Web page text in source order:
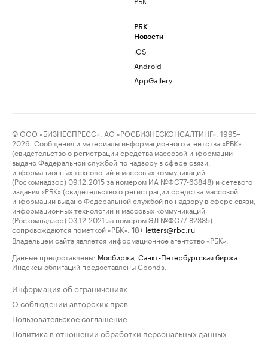
РБК
Новости
iOS
Android
AppGallery
© ООО «БИЗНЕСПРЕСС», АО «РОСБИЗНЕСКОНСАЛТИНГ», 1995–
2026. Сообщения и материалы информационного агентства «РБК»
(свидетельство о регистрации средства массовой информации
выдано Федеральной службой по надзору в сфере связи,
информационных технологий и массовых коммуникаций
(Роскомнадзор) 09.12.2015 за номером ИА №ФС77-63848) и сетевого
издания «РБК» (свидетельство о регистрации средства массовой
информации выдано Федеральной службой по надзору в сфере связи,
информационных технологий и массовых коммуникаций
(Роскомнадзор) 03.12.2021 за номером ЭЛ №ФС77-82385)
сопровождаются пометкой «РБК».
18+ letters@rbc.ru
Владельцем сайта является информационное агентство «РБК».
Данные предоставлены: Мосбиржа Санкт-Петербургская биржа
Индексы облигаций предоставлены Cbonds.
Информация об ограничениях
О соблюдении авторских прав
Пользовательское соглашение
Политика в отношении обработки персональных данных